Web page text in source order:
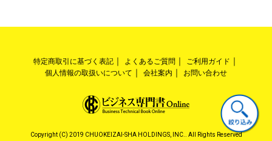
特定商取引に基づく表記 よくあるご質問
ご利用ガイド
個人情報の取扱いについて
会社案内 お問い合わせ
Copyright (C) 2019 CHUOKEIZAI-SHA HOLDINGS, INC.. All Rights Reserved